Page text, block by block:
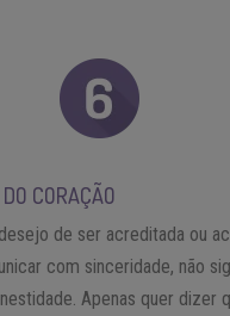
CORAÇÃO
de ser acreditada ou
com sinceridade, não
Apenas quer dizer